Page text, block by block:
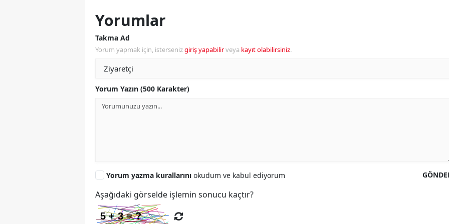
Yorumlar
Takma Ad
Yorum yapmak için, istersenizgiriş yapabilirveya kayıt olabilirsiniz.
Yorum Yazın (500 Karakter)
Yorum yazma kurallarını okudum ve kabul ediyorum
Aşağıdaki görselde işlemin sonucu kaçtır?